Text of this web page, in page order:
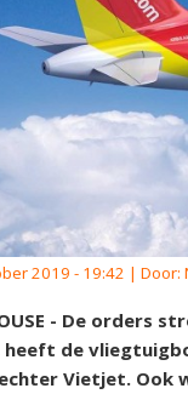
2019 - 19:42 | Door:
- De orders
heeft de
Vietjet. Ook